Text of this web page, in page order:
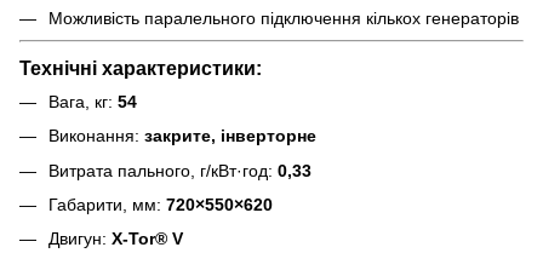
Можливість паралельного підключення кількох генераторів
Технічні характеристики:
Вага, кг: 54
Виконання: закрите, інверторне
Витрата пального, г/кВт·год: 0,33
Габарити, мм: 720×550×620
Двигун: X-Tor® V